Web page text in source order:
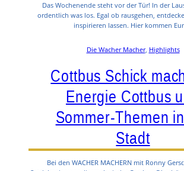
Das Wochenende steht vor der Tür! In der
ordentlich was los. Egal ob rausgehen,
inspirieren lassen. Hier kommen
Die Wacher Macher, Highlights
Cottbus Schick
Energie Cottbus
Sommer-Themen
Stadt
Bei den WACHER MACHERN mit Ronny